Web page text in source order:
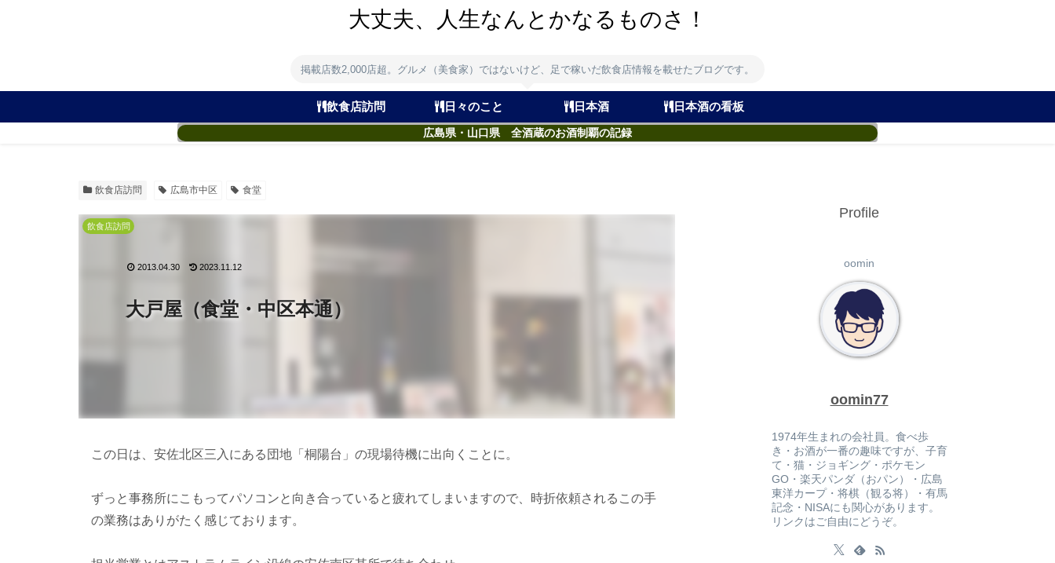
大丈夫、人生なんとかなるものさ！
掲載店数2,000店超。グルメ（美食家）ではないけど、足で稼いだ飲食店情報を載せたブログです。
飲食店訪問 日々のこと 日本酒 日本酒の看板
広島県・山口県 全酒蔵のお酒制覇の記録
飲食店訪問 広島市中区 食堂
大戸屋（食堂・中区本通）
飲食店訪問
2013.04.30 2023.11.12
この日は、安佐北区三入にある団地「桐陽台」の現場待機に出向くことに。
ずっと事務所にこもってパソコンと向き合っていると疲れてしまいますので、時折依頼されるこの手
の業務はありがたく感じております。
Profile
oomin
oomin77
1974年生まれの会社員。食べ歩
き・お酒が一番の趣味ですが、子育
て・猫・ジョギング・ポケモン
GO・楽天パンダ（おパン）・広島
東洋カープ・将棋（観る将）・有馬
記念・NISAにも関心があります。
リンクはご自由にどうぞ。